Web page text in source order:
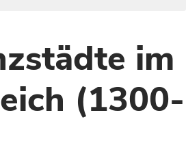
im
(1300-